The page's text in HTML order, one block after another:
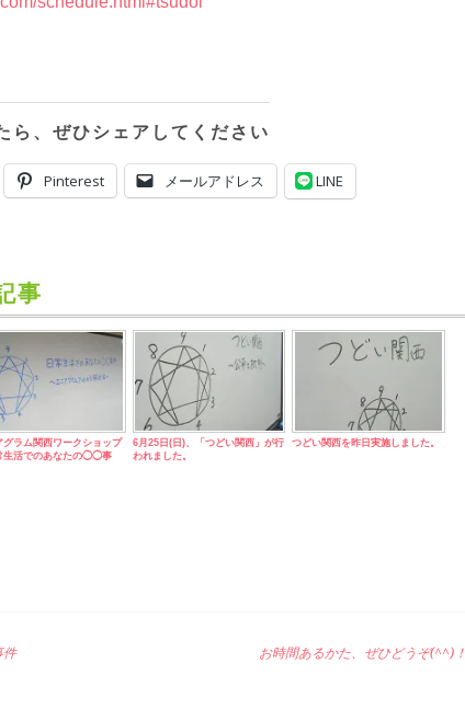
ら、ぜひシェアしてください
Pinterest メールアドレス LINE
事
グラム関西ワークショップ
生活でのあなたの◯◯事
6月25日(日)、「つどい関西」が行
われました。
つどい関西を昨日実施しました。
件 お時間あるかた、ぜひどうぞ(^^)！